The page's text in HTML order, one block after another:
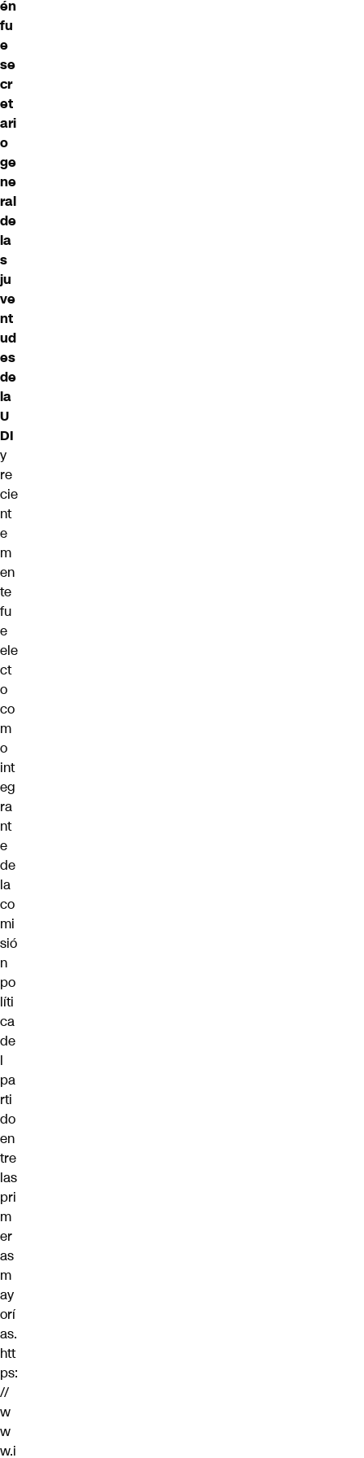
én
fu
e
se
cr
et
ari
o
ge
ne
ral
de
la
s
ju
ve
nt
ud
es
de
la
U
DI
y
re
cie
nt
e
m
en
te
fu
e
ele
ct
o
co
m
o
int
eg
ra
nt
e
de
la
co
mi
sió
n
po
líti
ca
de
l
pa
rti
do
en
tre
las
pri
m
er
as
m
ay
orí
as.
htt
ps:
//
w
w
w.i